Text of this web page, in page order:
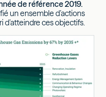
de référence 2019.
un ensemble d’actions
ces objectifs.